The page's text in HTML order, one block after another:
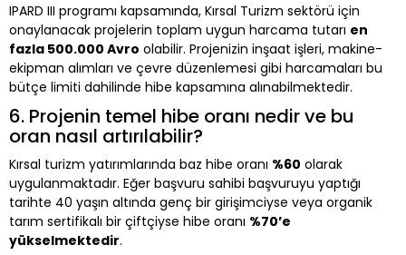
IPARD III programı kapsamında, Kırsal Turizm sektörü için
onaylanacak projelerin toplam uygun harcama tutarı en
fazla 500.000 Avro olabilir. Projenizin inşaat işleri, makine-
ekipman alımları ve çevre düzenlemesi gibi harcamaları bu
bütçe limiti dahilinde hibe kapsamına alınabilmektedir.
6. Projenin temel hibe oranı nedir ve bu
oran nasıl artırılabilir?
Kırsal turizm yatırımlarında baz hibe oranı %60 olarak
uygulanmaktadır. Eğer başvuru sahibi başvuruyu yaptığı
tarihte 40 yaşın altında genç bir girişimciyse veya organik
tarım sertifikalı bir çiftçiyse hibe oranı %70’e
yükselmektedir.